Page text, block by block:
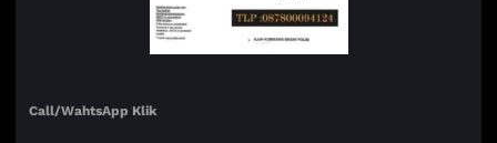
Call/WahtsApp Klik